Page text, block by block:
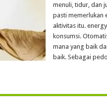
menuli, tidur, dan
pasti memerlukan
aktivitas itu.
konsumsi.
mana yang baik
baik. Sebagai